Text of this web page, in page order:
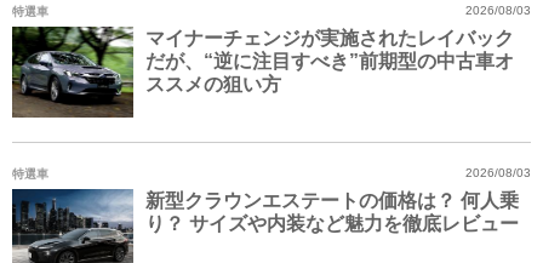
特選車
マイナーチェンジが実施されたレイバック
だが、“逆に注目すべき”前期型の中古車オ
ススメの狙い方
2026/08/03
特選車
新型クラウンエステートの価格は？ 何人乗
り？ サイズや内装など魅力を徹底レビュー
2026/08/03